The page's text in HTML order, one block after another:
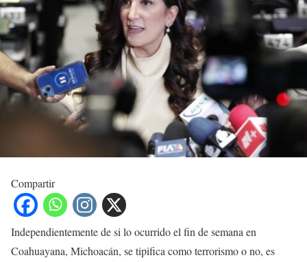
Compartir
Independientemente de si lo ocurrido el fin de semana en
Coahuayana, Michoacán, se tipifica como terrorismo o no, es